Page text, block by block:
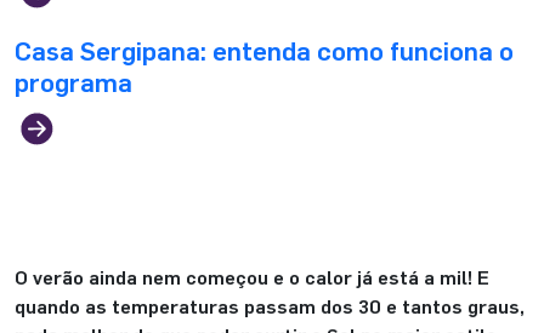
Casa Sergipana: entenda como funciona o
programa
O verão ainda nem começou e o calor já está a mil! E
quando as temperaturas passam dos 30 e tantos graus,